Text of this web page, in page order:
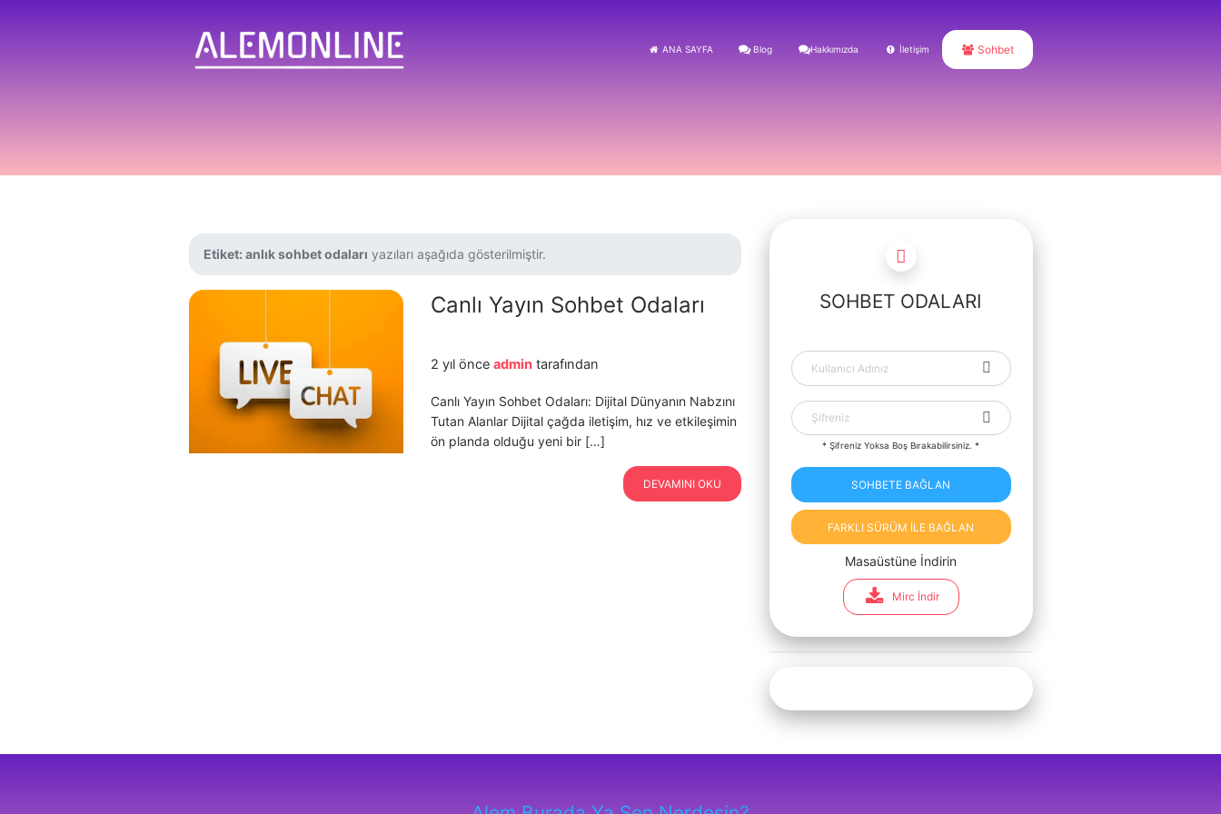
ANA SAYFA Blog Hakkımızda İletişim Sohbet
Etiket: anlık sohbet odaları yazıları aşağıda gösterilmiştir.
Canlı Yayın Sohbet Odaları
2 yıl önce admintarafından
Canlı Yayın Sohbet Odaları: Dijital Dünyanın Nabzını
Tutan Alanlar Dijital çağda iletişim, hız ve etkileşimin
ön planda olduğu yeni bir […]
DEVAMINI OKU
SOHBET ODALARI
* Şifreniz Yoksa Boş Bırakabilirsiniz. *
SOHBETE BAĞLAN
FARKLI SÜRÜM İLE BAĞLAN
Masaüstüne İndirin
Mirc İndir